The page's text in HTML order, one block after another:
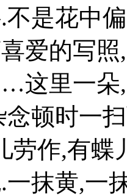
是花中
爱的写
这里一朵,
顿时一
劳作,有蝶
抹黄,一